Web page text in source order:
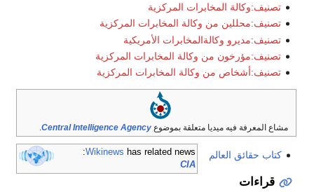
تصنيف:وكالة المخابرات المركزية
تصنيف:محللين من وكالة المخابرات المركزية
تصنيف:مديرو وكالةالمخابرات الأمريكية
تصنيف:مؤرخون من وكالة المخابرات المركزية
تصنيف:أشخاص من وكالة المخابرات المركزية
مشاع المعرفة فيه ميديا متعلقة بموضوعCentral Intelligence Agency
.
Wikinews has related news:
CIA
كتاب حقائق العالم
قراءات